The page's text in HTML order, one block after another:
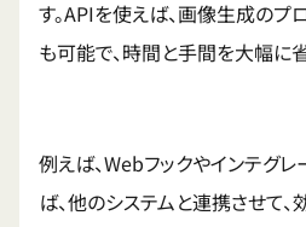
す。APIを使えば、画像生成のプ
も可能で、時間と手間を大幅に
例えば、Webフックやインテグ
ば、他のシステムと連携させて